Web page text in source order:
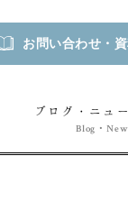
お問い合わせ ・
ブログ・ニュ
Blog・